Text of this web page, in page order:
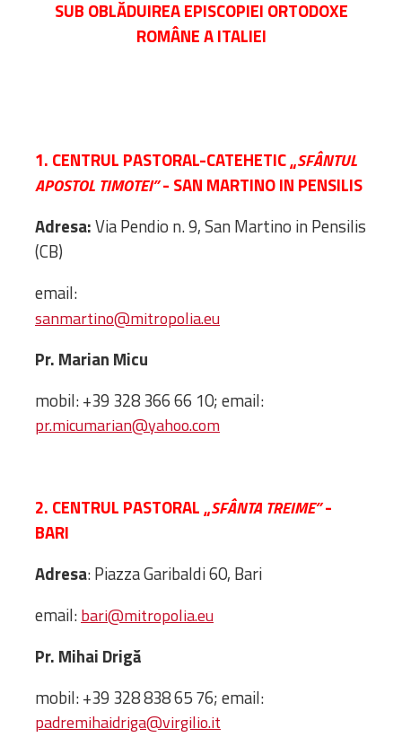
Administrativă
Protopopiate
Centre și
Asociații
Parohii
RESURSE
Apostolia Italia
Bibliotecă
Resurse multimedia
diecezei
Lectura Lunii
Prezentarea
Parohiilor
CONTACT
SUB OBLĂDUIREA EPISCOPIEI ORTODOXE
ROMÂNE A ITALIEI
1. CENTRUL PASTORAL-CATEHETIC „SFÂNTUL
APOSTOL TIMOTEI”- SAN MARTINO IN PENSILIS
Adresa:Via Pendio n. 9, San Martino in Pensilis
(CB)
email:
sanmartino@mitropolia.eu
Pr. Marian Micu
mobil: +39 328 366 66 10; email:
pr.micumarian@yahoo.com
2. CENTRUL PASTORAL „SFÂNTA TREIME”-
BARI
Adresa: Piazza Garibaldi 60, Bari
email:bari@mitropolia.eu
Pr. Mihai Drigă
mobil: +39 328 838 65 76; email:
padremihaidriga@virgilio.it